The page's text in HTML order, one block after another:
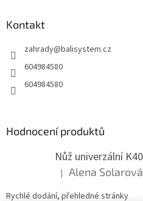
Kontakt
zahrady@balisystem.cz
604984580
604984580
Hodnocení produktů
Nůž univerzální K40
Hodnocení produktu je
| Alena Solarová
Rychlé dodání, přehledné stránky